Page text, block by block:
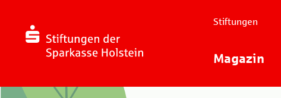
Magazin
Stiftungen